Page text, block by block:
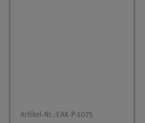
Artikel-Nr.: EAK-P-1075